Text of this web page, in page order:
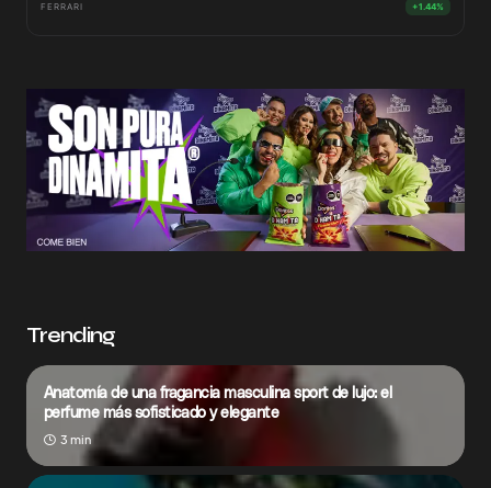
FERRARI +1.44%
Trending
Anatomía de una fragancia masculina sport de lujo: el
perfume más sofisticado y elegante
3 min